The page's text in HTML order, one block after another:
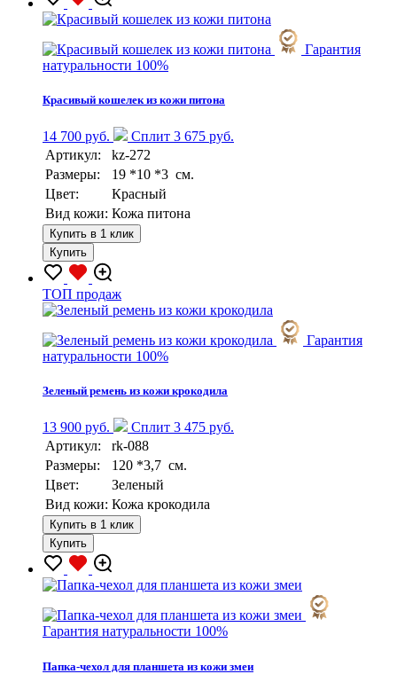
Гарантия
натуральности 100%
Красивый кошелек из кожи питона
14 700 руб.
Сплит 3 675 руб.
Артикул:
kz-272
Размеры:
19 *10 *3 см.
Цвет:
Красный
Вид кожи: Кожа питона
Купить в 1 клик
Купить
TOП продаж
Гарантия
натуральности 100%
Зеленый ремень из кожи крокодила
13 900 руб.
Сплит 3 475 руб.
Артикул:
rk-088
Размеры:
120 *3,7 см.
Цвет:
Зеленый
Вид кожи: Кожа крокодила
Купить в 1 клик
Купить
Гарантия натуральности 100%
Папка-чехол для планшета из кожи змеи